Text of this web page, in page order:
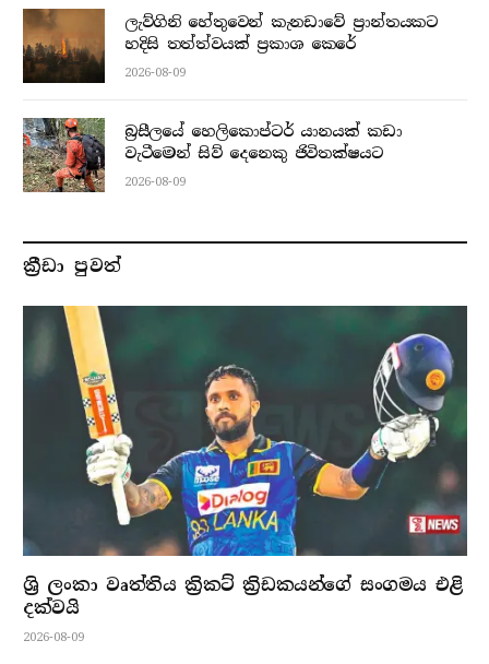
ලැව්ගිනි හේතුවෙන් කැනඩාවේ ප්‍රාන්තයකට
හදිසි තත්ත්වයක් ප්‍රකාශ කෙරේ
2026-08-09
බ්‍රසීලයේ හෙලිකොප්ටර් යානයක් කඩා
වැටීමෙන් සිව් දෙනෙකු ජිවිතක්ෂයට
2026-08-09
ක්‍රීඩා පුවත්
ශ්‍රි ලංකා වෘත්තිය ක්‍රිකට් ක්‍රිඩකයන්ගේ සංගමය එළි
දක්වයි
2026-08-09